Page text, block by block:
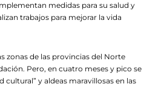
medidas para su salud y
trabajos para mejorar la vida
zonas de las provincias del Norte
Pero, en cuatro meses y pico se
cultural” y aldeas maravillosas en las